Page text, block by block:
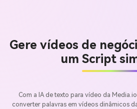
Gere vídeos de
um Script
Com a IA de texto para vídeo da
converter palavras em vídeos dinâmicos